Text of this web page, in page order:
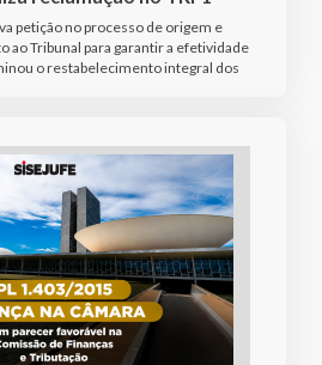
petição no processo de origem e
ao Tribunal para garantir a efetividade
o restabelecimento integral dos